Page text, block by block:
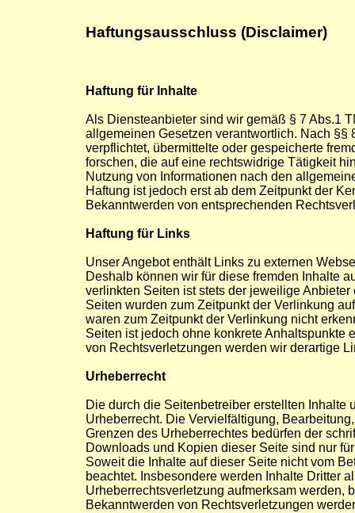
Haftungsausschluss (Disclaimer)
Haftung für Inhalte
Als Diensteanbieter sind wir gemäß § 7 Abs.1
allgemeinen Gesetzen verantwortlich. Nach
verpflichtet, übermittelte oder gespeicherte
forschen, die auf eine rechtswidrige Tätigkeit
Nutzung von Informationen nach den
Haftung ist jedoch erst ab dem Zeitpunkt der
Bekanntwerden von entsprechenden
Haftung für Links
Unser Angebot enthält Links zu externen
Deshalb können wir für diese fremden Inhalte
verlinkten Seiten ist stets der jeweilige
Seiten wurden zum Zeitpunkt der Verlinkung
waren zum Zeitpunkt der Verlinkung nicht
Seiten ist jedoch ohne konkrete Anhaltspunkte
von Rechtsverletzungen werden wir derartige
Urheberrecht
Die durch die Seitenbetreiber erstellten Inhalte
Urheberrecht. Die Vervielfältigung,
Grenzen des Urheberrechtes bedürfen der
Downloads und Kopien dieser Seite sind nur
Soweit die Inhalte auf dieser Seite nicht vom
beachtet. Insbesondere werden Inhalte Dritter
Urheberrechtsverletzung aufmerksam werden,
Bekanntwerden von Rechtsverletzungen